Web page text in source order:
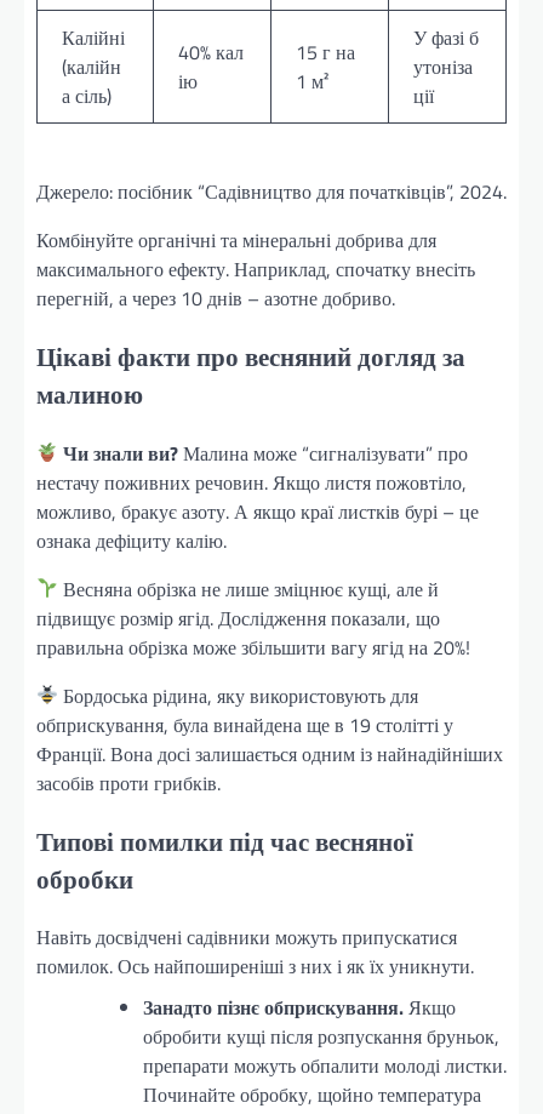
Калійні
(калійн
а сіль)
40% кал
ію
15 г на
1 м²
У фазі б
утоніза
ції
Джерело: посібник “Садівництво для початківців”, 2024.
Комбінуйте органічні та мінеральні добрива для
максимального ефекту. Наприклад, спочатку внесіть
перегній, а через 10 днів – азотне добриво.
Цікаві факти про весняний догляд за
малиною
Чи знали ви?Малина може “сигналізувати” про
нестачу поживних речовин. Якщо листя пожовтіло,
можливо, бракує азоту. А якщо краї листків бурі – це
ознака дефіциту калію.
Весняна обрізка не лише зміцнює кущі, але й
підвищує розмір ягід. Дослідження показали, що
правильна обрізка може збільшити вагу ягід на 20%!
Бордоська рідина, яку використовують для
обприскування, була винайдена ще в 19 столітті у
Франції. Вона досі залишається одним із найнадійніших
засобів проти грибків.
Типові помилки під час весняної
обробки
Навіть досвідчені садівники можуть припускатися
помилок. Ось найпоширеніші з них і як їх уникнути.
Занадто пізнє обприскування.Якщо
обробити кущі після розпускання бруньок,
препарати можуть обпалити молоді листки.
Починайте обробку, щойно температура